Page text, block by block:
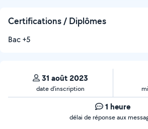
Certifications / Diplômes
Bac +5
31 août 2023
date d’inscription
1 heure
délai de réponse aux